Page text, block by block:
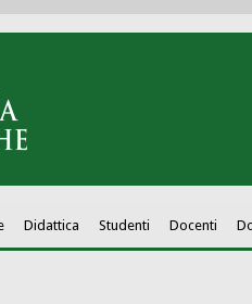
Didattica Studenti Docenti